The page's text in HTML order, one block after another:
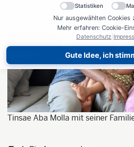
Statistiken
Nur ausgewählten Cookies
Mehr erfahren: Cookie-
Datenschutz
Gute Idee, ich
Tinsae Aba Molla mit seiner